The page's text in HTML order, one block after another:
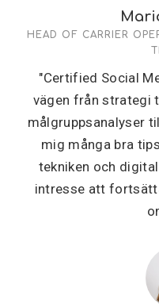
HEAD OF CARRIER
"Certified Social
vägen från strategi
målgruppsanalyser
mig många bra
tekniken och
intresse att